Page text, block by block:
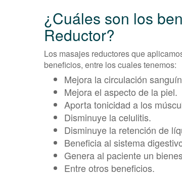
¿Cuáles son los
Reductor?
Los masajes reductores que
beneficios, entre los cuales tenemos:
Mejora la circulación
Mejora el aspecto de la piel.
Aporta tonicidad a los
Disminuye la celulitis.
Disminuye la retención de
Beneficia al sistema
Genera al paciente un
Entre otros beneficios.